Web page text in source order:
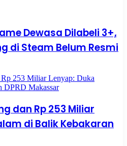
Dewasa Dilabeli 3+,
di Steam Belum Resmi
dan Rp 253 Miliar
di Balik Kebakaran